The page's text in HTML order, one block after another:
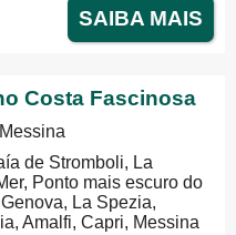
SAIBA MAIS
Costa Fascinosa
de Stromboli, La
Ponto mais escuro do
La Spezia,
Amalfi, Capri, Messina